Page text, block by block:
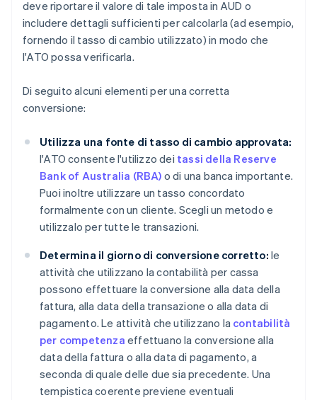
deve riportare il valore di tale imposta in AUD o
includere dettagli sufficienti per calcolarla (ad esempio,
fornendo il tasso di cambio utilizzato) in modo che
l'ATO possa verificarla.
Di seguito alcuni elementi per una corretta
conversione:
Utilizza una fonte di tasso di cambio approvata:
l'ATO consente l'utilizzo dei tassi della Reserve
Bank of Australia (RBA) o di una banca importante.
Puoi inoltre utilizzare un tasso concordato
formalmente con un cliente. Scegli un metodo e
utilizzalo per tutte le transazioni.
Determina il giorno di conversione corretto: le
attività che utilizzano la contabilità per cassa
possono effettuare la conversione alla data della
fattura, alla data della transazione o alla data di
pagamento. Le attività che utilizzano la contabilità
per competenza effettuano la conversione alla
data della fattura o alla data di pagamento, a
seconda di quale delle due sia precedente. Una
tempistica coerente previene eventuali